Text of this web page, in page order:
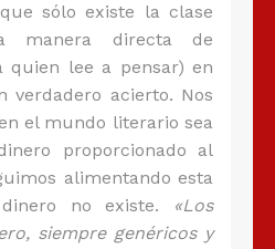
sólo existe la clase
manera directa de
quien lee a pensar) en
verdadero acierto. Nos
el mundo literario sea
proporcionado al
alimentando esta
no existe.
«Los
siempre genéricos y